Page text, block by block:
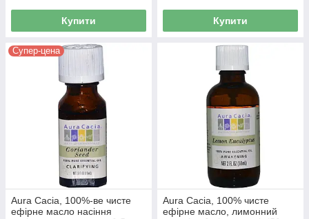
Купити Купити
Супер-цена
Aura Cacia, 100%-ве чисте
ефірне масло насіння
Aura Cacia, 100% чисте
ефірне масло, лимонний